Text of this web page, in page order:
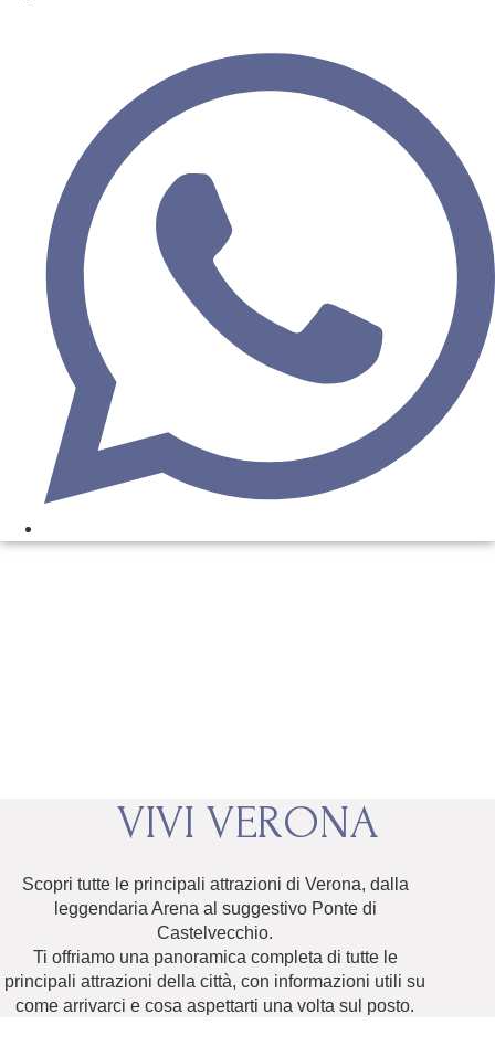
VIVI VERONA
Scopri tutte le principali attrazioni di Verona, dalla
leggendaria Arena al suggestivo Ponte di
Castelvecchio.
Ti offriamo una panoramica completa di tutte le
principali attrazioni della città, con informazioni utili su
come arrivarci e cosa aspettarti una volta sul posto.